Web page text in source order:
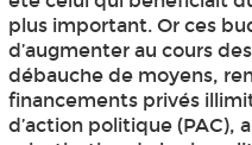
plus important. Or ces
d’augmenter au cours
débauche de moyens,
financements privés
d’action politique (PAC),